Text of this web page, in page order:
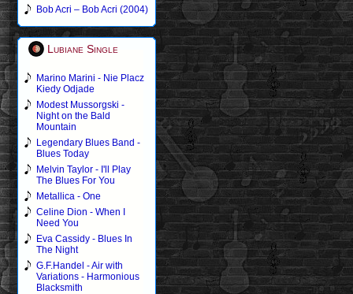
Bob Acri – Bob Acri (2004)
Lubiane Single
Marino Marini - Nie Placz
Kiedy Odjade
Modest Mussorgski -
Night on the Bald
Mountain
Legendary Blues Band -
Blues Today
Melvin Taylor - I'll Play
The Blues For You
Metallica - One
Celine Dion - When I
Need You
Eva Cassidy - Blues In
The Night
G.F.Handel - Air with
Variations - Harmonious
Blacksmith